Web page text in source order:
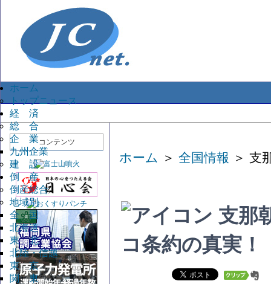
ホーム
トップニュース
経 済
総 合
企 業
九州企業
建 設
倒 産
倒産総合
地域別
全 国
北海道
東 北
北陸・信越
東 京
関 東
コンテンツ
ホーム ＞ 全国情報 ＞ 支
支那
コ条約の真実！